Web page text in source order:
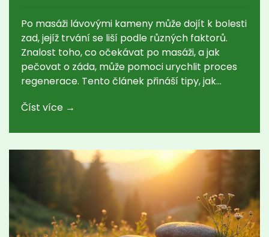
Po masáži lávovými kameny může dojít k bolesti
zad, jejíž trvání se liší podle různých faktorů.
Znalost toho, co očekávat po masáži, a jak
pečovat o záda, může pomoci urychlit proces
regenerace. Tento článek přináší tipy, jak
masáže byly co nejpřínosnější. Naučte se, jak
pravidelná péče může zlepšit váš celkový pocit
pohodlí.
Číst více →